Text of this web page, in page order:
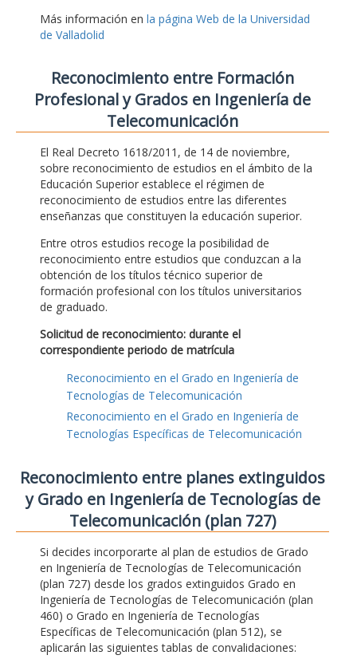
Más información en la página Web de la Universidad
de Valladolid
Reconocimiento entre Formación
Profesional y Grados en Ingeniería de
Telecomunicación
El Real Decreto 1618/2011, de 14 de noviembre,
sobre reconocimiento de estudios en el ámbito de la
Educación Superior establece el régimen de
reconocimiento de estudios entre las diferentes
enseñanzas que constituyen la educación superior.
Entre otros estudios recoge la posibilidad de
reconocimiento entre estudios que conduzcan a la
obtención de los títulos técnico superior de
formación profesional con los títulos universitarios
de graduado.
Solicitud de reconocimiento: durante el
correspondiente periodo de matrícula
Reconocimiento en el Grado en Ingeniería de
Tecnologías de Telecomunicación
Reconocimiento en el Grado en Ingeniería de
Tecnologías Específicas de Telecomunicación
Reconocimiento entre planes extinguidos
y Grado en Ingeniería de Tecnologías de
Telecomunicación (plan 727)
Si decides incorporarte al plan de estudios de Grado
en Ingeniería de Tecnologías de Telecomunicación
(plan 727) desde los grados extinguidos Grado en
Ingeniería de Tecnologías de Telecomunicación (plan
460) o Grado en Ingeniería de Tecnologías
Específicas de Telecomunicación (plan 512), se
aplicarán las siguientes tablas de convalidaciones: